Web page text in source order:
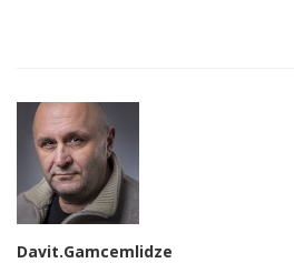
Davit.Gamcemlidze